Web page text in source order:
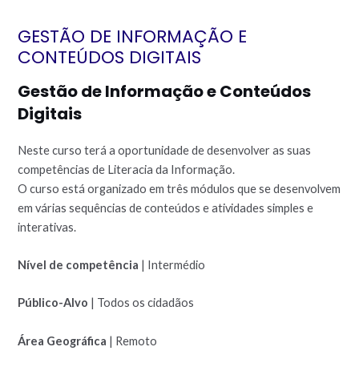
GESTÃO DE INFORMAÇÃO E
CONTEÚDOS DIGITAIS
Gestão de Informação e Conteúdos
Digitais
Neste curso terá a oportunidade de desenvolver as suas
competências de Literacia da Informação.
O curso está organizado em três módulos que se desenvolvem
em várias sequências de conteúdos e atividades simples e
interativas.
Nível de competência | Intermédio
Público-Alvo | Todos os cidadãos
Área Geográfica | Remoto